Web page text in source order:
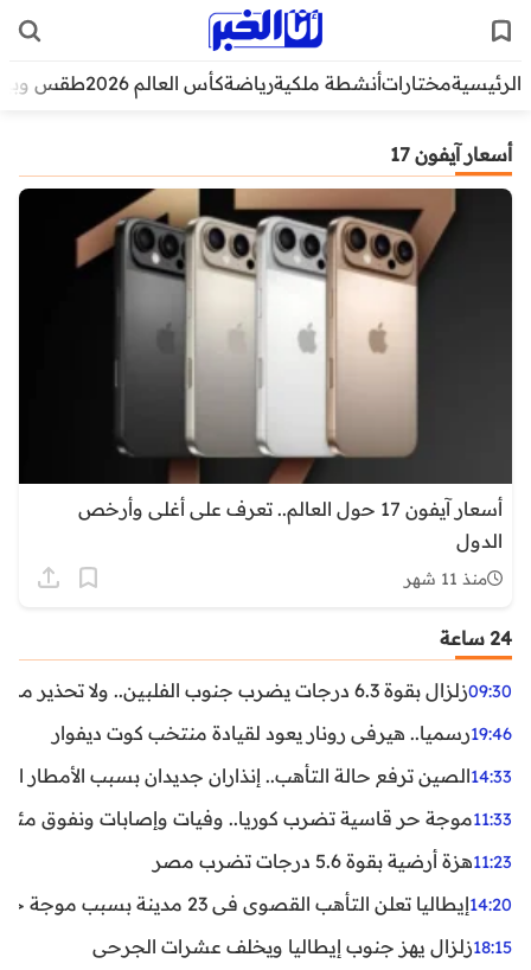
الرئيسيةمختاراتأنشطة ملكيةرياضةكأس العالم 2026 طقس
أسعار آيفون 17
أسعار آيفون 17 حول العالم.. تعرف على أغلى وأرخص
الدول
منذ 11 شهر
24 ساعة
09:30زلزال بقوة 6.3 درجات يضرب جنوب الفلبين.. ولا تحذير من تسونامي حتى الآن
19:46رسميا.. هيرفي رونار يعود لقيادة منتخب كوت ديفوار
14:33الصين ترفع حالة التأهب.. إنذاران جديدان بسبب الأمطار
11:33موجة حر قاسية تضرب كوريا.. وفيات وإصابات ونفوق مئات
11:23هزة أرضية بقوة 5.6 درجات تضرب مصر
14:20إيطاليا تعلن التأهب القصوى في 23 مدينة بسبب موجة حر شديدة
18:15زلزال يهز جنوب إيطاليا ويخلف عشرات الجرحى